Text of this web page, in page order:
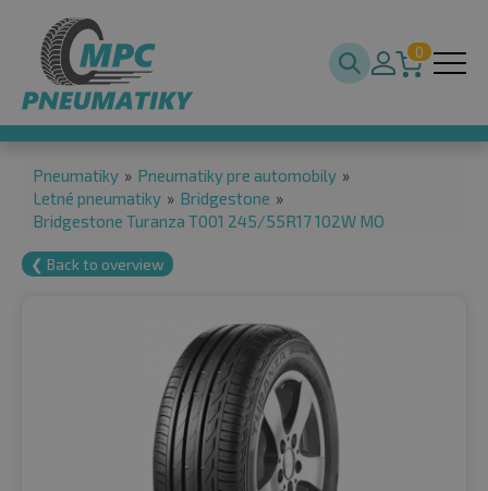
0
Pneumatiky » Pneumatiky pre automobily »
Letné pneumatiky » Bridgestone »
Bridgestone Turanza T001 245/55R17 102W MO
❮ Back to overview